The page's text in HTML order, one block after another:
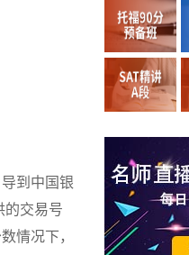
到中国银
的交易号
情况下，